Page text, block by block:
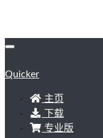
Quicker
主页
下载
专业版